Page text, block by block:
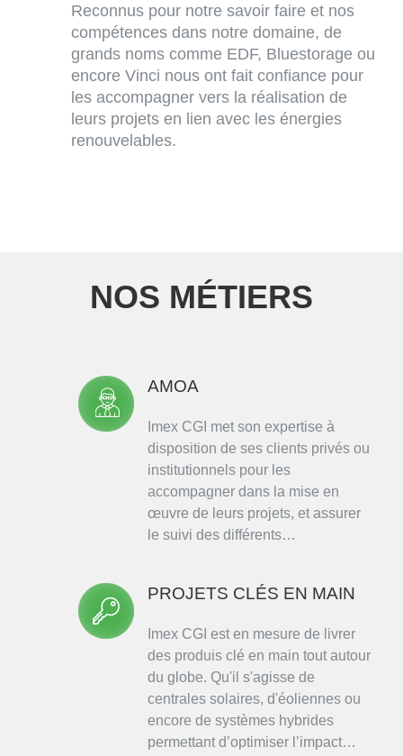
Reconnus pour notre savoir faire et nos
compétences dans notre domaine, de
grands noms comme EDF, Bluestorage ou
encore Vinci nous ont fait confiance pour
les accompagner vers la réalisation de
leurs projets en lien avec les énergies
renouvelables.
NOS MÉTIERS
AMOA
Imex CGI met son expertise à
disposition de ses clients privés ou
institutionnels pour les
accompagner dans la mise en
œuvre de leurs projets, et assurer
le suivi des différents…
PROJETS CLÉS EN MAIN
Imex CGI est en mesure de livrer
des produis clé en main tout autour
du globe. Qu'il s'agisse de
centrales solaires, d'éoliennes ou
encore de systèmes hybrides
permettant d’optimiser l’impact…